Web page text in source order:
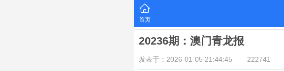
首页
20236期：澳门青龙报
发表于：2026-01-05 21:44:45 222741